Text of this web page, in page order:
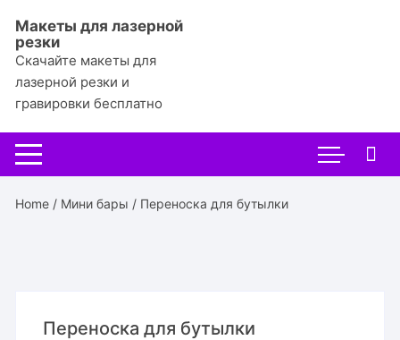
содержимому
Макеты для лазерной
резки
Скачайте макеты для
лазерной резки и
гравировки бесплатно
Home / Мини бары / Переноска для бутылки
Переноска для бутылки